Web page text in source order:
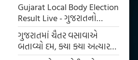
Gujarat Local Body Election
Result Live - ગુજરાતનો
મહાજંગ: કોણ બનશે જનતાનો
સરતાજ? પક્ષવાર સ્થિતિ
ગુજરાતમાં ચૈતર વસાવાએ
બતાવ્યો દમ, ક્યા ક્યા અત્યાર
સુધી જીત્યુ AAP